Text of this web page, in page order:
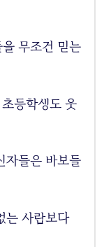
무조건 믿는
등학생도 웃
자들은 바보들
는 사람보다